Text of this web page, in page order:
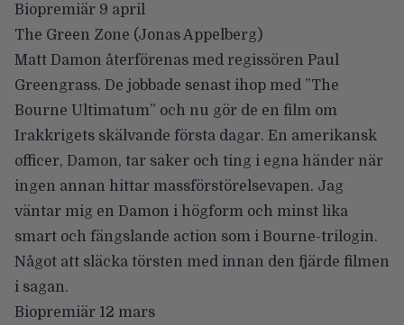
Biopremiär 9 april
The Green Zone (Jonas Appelberg)
Matt Damon återförenas med regissören Paul
Greengrass. De jobbade senast ihop med ”The
Bourne Ultimatum” och nu gör de en film om
Irakkrigets skälvande första dagar. En amerikansk
officer, Damon, tar saker och ting i egna händer när
ingen annan hittar massförstörelsevapen. Jag
väntar mig en Damon i högform och minst lika
smart och fängslande action som i Bourne-trilogin.
Något att släcka törsten med innan den fjärde filmen
i sagan.
Biopremiär 12 mars